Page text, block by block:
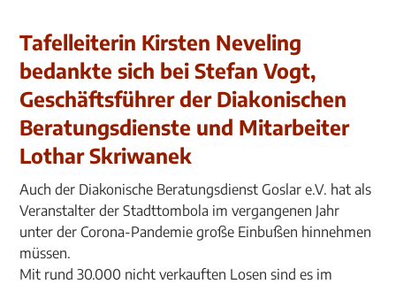
Tafelleiterin Kirsten Neveling
bedankte sich bei Stefan Vogt,
Geschäftsführer der Diakonischen
Beratungsdienste und Mitarbeiter
Lothar Skriwanek
Auch der Diakonische Beratungsdienst Goslar e.V. hat als
Veranstalter der Stadttombola im vergangenen Jahr
unter der Corona-Pandemie große Einbußen hinnehmen
müssen.
Mit rund 30.000 nicht verkauften Losen sind es im